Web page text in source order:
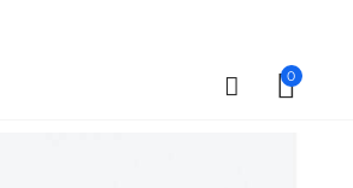
0